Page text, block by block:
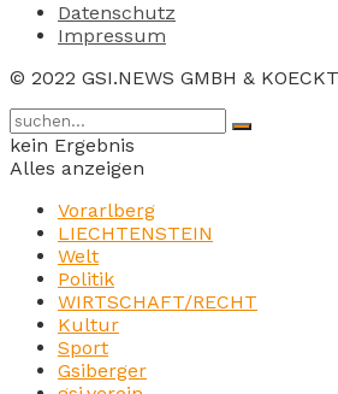
Datenschutz
Impressum
© 2022 GSI.NEWS GMBH &
kein Ergebnis
Alles anzeigen
Vorarlberg
LIECHTENSTEIN
Welt
Politik
WIRTSCHAFT/RECHT
Kultur
Sport
Gsiberger